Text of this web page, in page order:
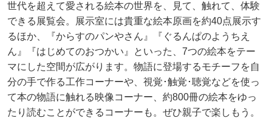
世代を超えて愛される絵本の世界を、見て、触れて、体験
できる展覧会。展示室には貴重な絵本原画を約40点展示す
るほか、『からすのパンやさん』『ぐるんぱのようちえ
ん』『はじめてのおつかい』といった、7つの絵本をテー
マにした空間が広がります。物語に登場するモチーフを自
分の手で作る工作コーナーや、視覚･触覚･聴覚などを使っ
て本の物語に触れる映像コーナー、約800冊の絵本をゆっ
たり読むことができるコーナーも。ぜひ親子で楽しもう。